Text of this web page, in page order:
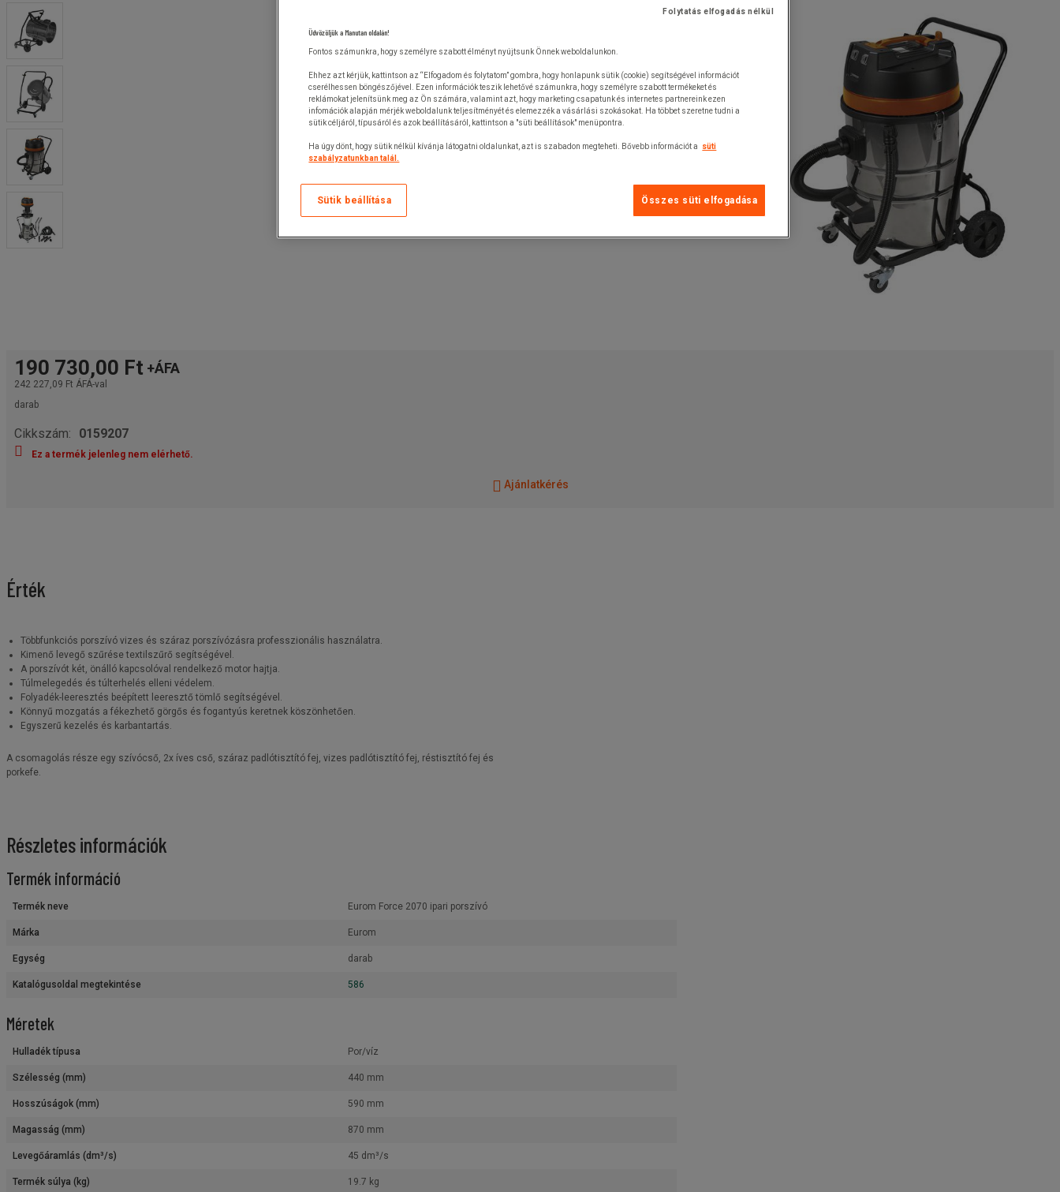
190 730,00 Ft +ÁFA
242 227,09 Ft ÁFÁ-val
darab
Cikkszám: 0159207
Ez a termék jelenleg nem elérhető.
Ajánlatkérés
Érték
Többfunkciós porszívó vizes és száraz porszívózásra professzionális használatra.
Kimenő levegő szűrése textilszűrő segítségével.
A porszívót két, önálló kapcsolóval rendelkező motor hajtja.
Túlmelegedés és túlterhelés elleni védelem.
Folyadék-leeresztés beépített leeresztő tömlő segítségével.
Könnyű mozgatás a fékezhető görgős és fogantyús keretnek köszönhetően.
Egyszerű kezelés és karbantartás.
A csomagolás része egy szívócső, 2x íves cső, száraz padlótisztító fej, vizes padlótisztító fej, réstisztító fej és
porkefe.
Részletes információk
Termék információ
Termék neve Eurom Force 2070 ipari porszívó
Márka Eurom
Egység darab
Katalógusoldal megtekintése 586
Méretek
Hulladék típusa Por/víz
Szélesség (mm) 440 mm
Hosszúságok (mm) 590 mm
Magasság (mm) 870 mm
Levegőáramlás (dm³/s) 45 dm³/s
Termék súlya (kg) 19.7 kg
Folytatás elfogadás nélkül
Üdvözöljük a Manutan oldalán!
Fontos számunkra, hogy személyre szabott élményt nyújtsunk Önnek weboldalunkon.
Ehhez azt kérjük, kattintson az “Elfogadom és folytatom” gombra, hogy honlapunk sütik (cookie) segítségével információt
cserélhessen böngészőjével. Ezen információk teszik lehetővé számunkra, hogy személyre szabott termékeket és
reklámokat jelenítsünk meg az Ön számára, valamint azt, hogy marketing csapatunk és internetes partnereink ezen
infomációk alapján mérjék weboldalunk teljesítményét és elemezzék a vásárlási szokásokat. Ha többet szeretne tudni a
sütik céljáról, típusáról és azok beállításáról, kattintson a "süti beállítások" menüpontra.
Ha úgy dönt, hogy sütik nélkül kívánja látogatni oldalunkat, azt is szabadon megteheti. Bővebb információt a
süti
szabályzatunkban talál.
Összes süti elfogadása
Sütik beállítása